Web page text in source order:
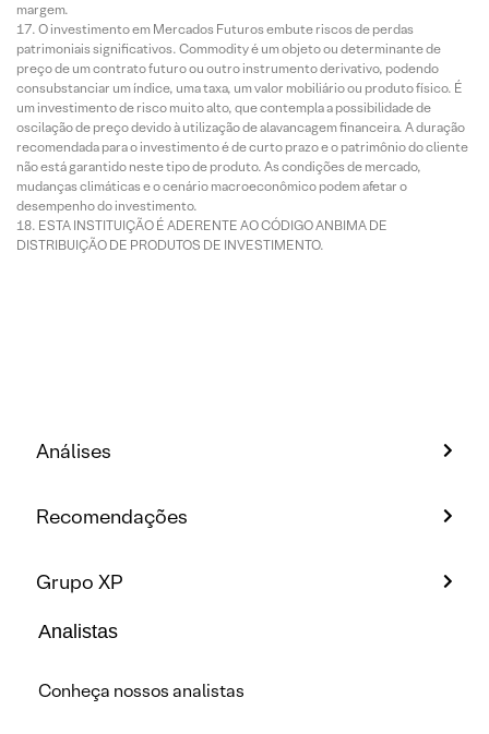
margem.
O investimento em Mercados Futuros embute riscos de perdas
patrimoniais significativos. Commodity é um objeto ou determinante de
preço de um contrato futuro ou outro instrumento derivativo, podendo
consubstanciar um índice, uma taxa, um valor mobiliário ou produto físico. É
um investimento de risco muito alto, que contempla a possibilidade de
oscilação de preço devido à utilização de alavancagem financeira. A duração
recomendada para o investimento é de curto prazo e o patrimônio do cliente
não está garantido neste tipo de produto. As condições de mercado,
mudanças climáticas e o cenário macroeconômico podem afetar o
desempenho do investimento.
ESTA INSTITUIÇÃO É ADERENTE AO CÓDIGO ANBIMA DE
DISTRIBUIÇÃO DE PRODUTOS DE INVESTIMENTO.
Análises
Recomendações
Grupo XP
Analistas
Conheça nossos analistas